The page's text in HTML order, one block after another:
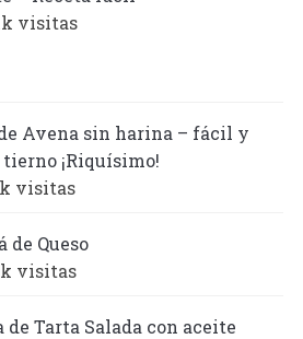
visitas
Avena sin harina – fácil y
¡Riquísimo!
visitas
de Queso
visitas
de Tarta Salada con aceite